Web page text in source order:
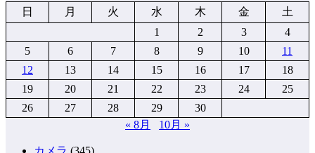
日
月 火 水 木 金
土
1
2 3
4
5
6 7 8 9 10
11
12
13 14 15 16 17
18
19
20 21 22 23 24
25
26
27 28 29
30
« 8月
10月 »
カメラ (345)